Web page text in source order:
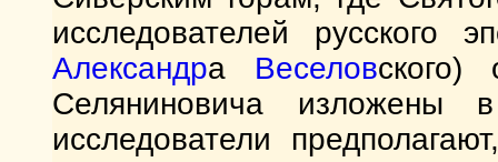
исследователей
Александра Веселовского)
Селяниновича
исследователи